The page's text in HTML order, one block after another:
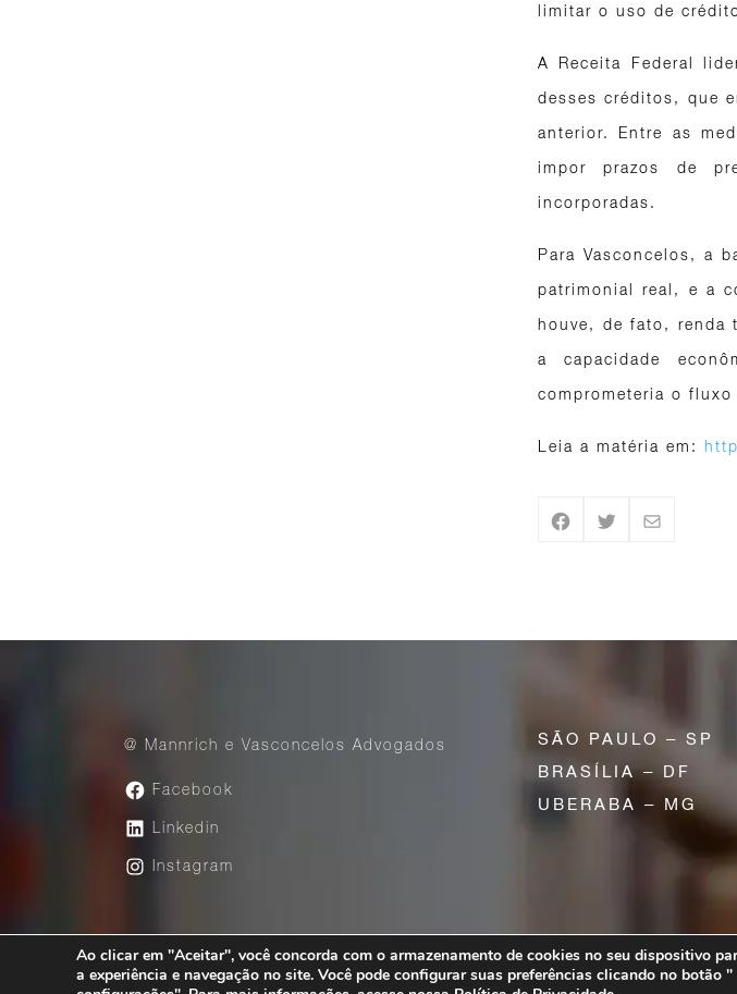
limitar o uso de
A Receita Federal
desses créditos, que
anterior. Entre as
impor prazos de
incorporadas.
Para Vasconcelos, a
patrimonial real, e a
houve, de fato, renda
a capacidade
comprometeria o
Leia a matéria em:
@ Mannrich e Vasconcelos Advogados
Facebook
Linkedin
Instagram
SÃO PAULO – SP
BRASÍLIA – DF
UBERABA – MG
Av. Paulista, 1776 – 23° andar – São Paulo – SP | CEP 01310-200
Ao clicar em "Aceitar", você concorda com o armazenamento de cookies no seu dispositivo
a experiência e navegação no site. Você pode configurar suas preferências clicando no botão "